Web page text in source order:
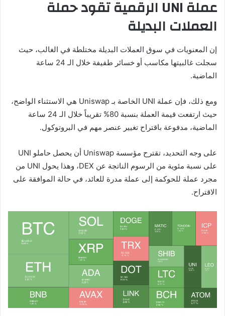
عملة UNI الرقميةتقود حملة
العملات البديلة
إن المعنويات في سوق العملات البديلة مختلطة في الغالب، حيث
سجلت غالبيتها مكاسب أو خسائر طفيفة خلال الـ 24 ساعة
الماضية.
ومع ذلك، فإن عملة UNI الخاصة بـ Uniswap هي الاستثناء الواضح،
حيث ارتفعت قيمة العملة بنسبة 80% تقريباً خلال الـ 24 ساعة
الماضية، مدفوعة باقتراح تغيير عنصر مهم في البروتوكول.
على وجه التحديد، تقترح مؤسسة Uniswap أن يحصل حاملو UNI
على نسبة مئوية من الرسوم الناتجة عن DEX، وهذا يحول UNI من
مجرد عملة للحوكمة إلى عملة مدرة للعائد، في حالة الموافقة على
الاقتراح.